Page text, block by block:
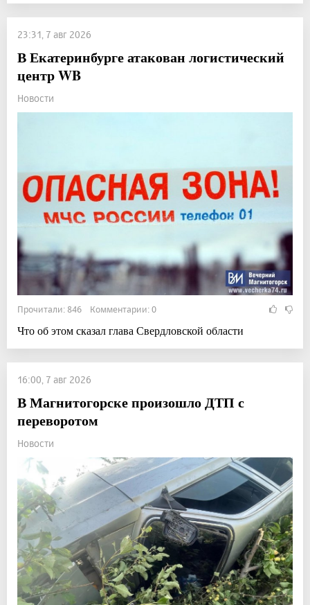
23:31, 7 авг 2026
В Екатеринбурге атакован логистический
центр WB
Новости
Прочитали: 846 Комментарии: 0
Что об этом сказал глава Свердловской области
16:00, 7 авг 2026
В Магнитогорске произошло ДТП с
переворотом
Новости